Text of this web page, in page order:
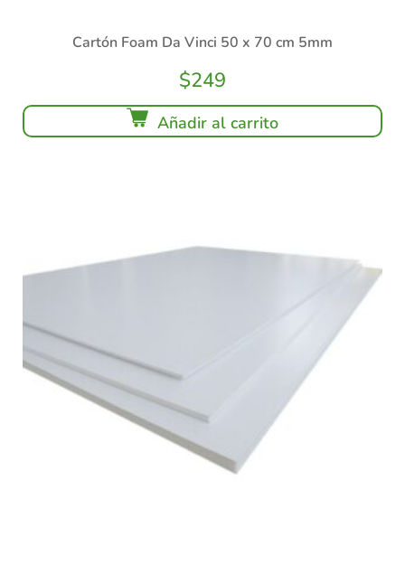
Cartón Foam Da Vinci 50 x 70 cm 5mm
$249
Añadir al carrito